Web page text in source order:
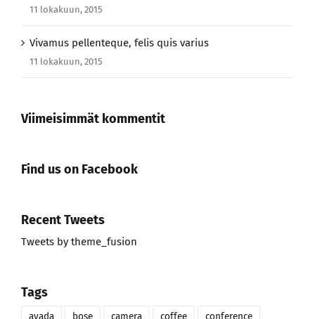
11 lokakuun, 2015
Vivamus pellenteque, felis quis varius
11 lokakuun, 2015
Viimeisimmät kommentit
Find us on Facebook
Recent Tweets
Tweets by theme_fusion
Tags
avada bose camera coffee conference